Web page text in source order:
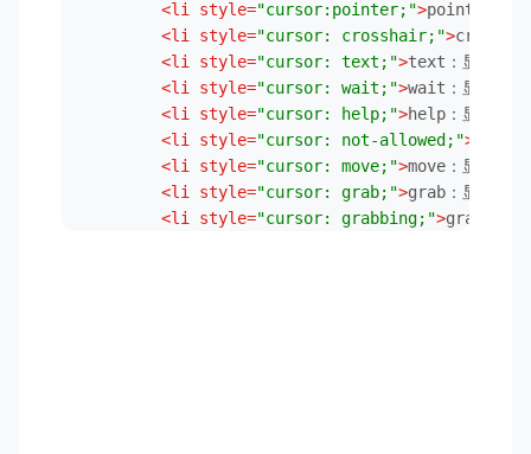
<li style="cursor:pointer;">pointer：通
<li style="cursor: crosshair;">crosshair
<li style="cursor: text;">text：显示为一
<li style="cursor: wait;">wait：显示为一
<li style="cursor: help;">help：显示为一
<li style="cursor: not-allowed;">
<li style="cursor: move;">move：显示为
<li style="cursor: grab;">grab：显示为
<li style="cursor: grabbing;">grabbing